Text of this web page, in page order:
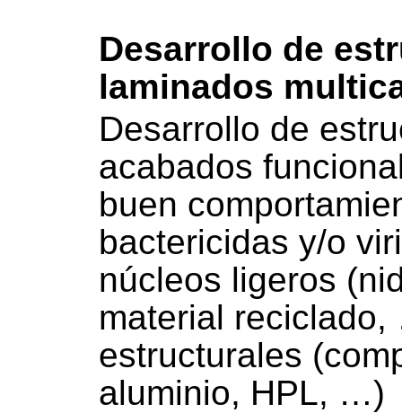
Desarrollo de
laminados
Desarrollo de
acabados
buen
bactericidas y/o
núcleos ligeros
material
estructurales
aluminio, HPL, …)